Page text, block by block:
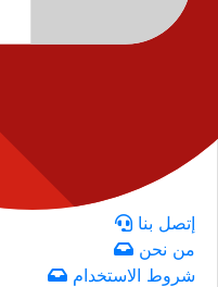
إتصل بنا
من نحن
شروط الاستخدام